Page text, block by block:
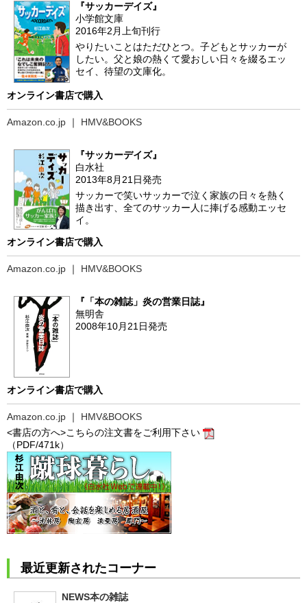
『サッカーデイズ』
小学館文庫
2016年2月上旬刊行
やりたいことはただひとつ。子どもとサッカーが
したい。父と娘の熱くて愛おしい日々を綴るエッ
セイ、待望の文庫化。
オンライン書店で購入
Amazon.co.jp ｜ HMV&BOOKS
『サッカーデイズ』
白水社
2013年8月21日発売
サッカーで笑いサッカーで泣く家族の日々を熱く
描き出す、全てのサッカー人に捧げる感動エッセ
イ。
オンライン書店で購入
Amazon.co.jp ｜ HMV&BOOKS
『「本の雑誌」炎の営業日誌』
無明舎
2008年10月21日発売
オンライン書店で購入
Amazon.co.jp ｜ HMV&BOOKS
<書店の方へ>こちらの注文書をご利用下さい
（PDF/471k）
最近更新されたコーナー
NEWS本の雑誌